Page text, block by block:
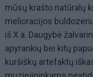
mūsų krašto natūralų
melioracijos
iš X a. Daugybė
apyrankių bei kitų
kuršiškų artefaktų